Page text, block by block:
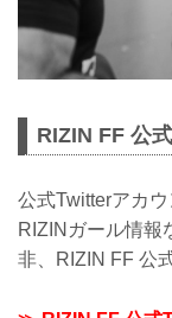
RIZIN FF 公
公式Twitterアカ
RIZINガール情報
非、RIZIN FF 公